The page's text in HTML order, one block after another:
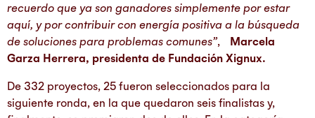
recuerdo que ya son ganadores simplemente por estar
aquí, y por contribuir con energía positiva a la búsqueda
de soluciones para problemas comunes”, Marcela
Garza Herrera, presidenta de Fundación Xignux.
De 332 proyectos, 25 fueron seleccionados para la
siguiente ronda, en la que quedaron seis finalistas y,